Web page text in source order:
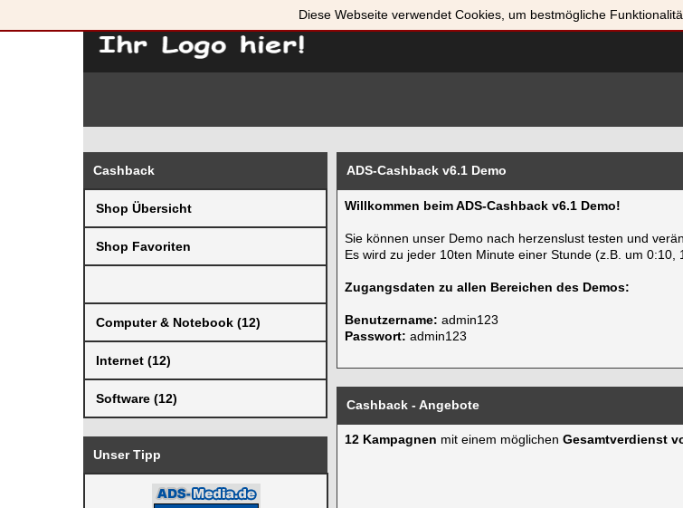
Cashback
Shop Übersicht
Shop Favoriten
Computer & Notebook (12)
Internet (12)
Software (12)
Unser Tipp
ADS-Cashback v6.1 Demo
Willkommen beim ADS-Cashback v6.1 Demo!
Sie können unser Demo nach herzenslust testen und
Es wird zu jeder 10ten Minute einer Stunde (z.B. um
Zugangsdaten zu allen Bereichen des Demos:
Benutzername: admin123
Passwort: admin123
Cashback - Angebote
12 Kampagnen mit einem möglichen Gesamtverdienst
Diese Webseite verwendet Cookies, um bestmögliche